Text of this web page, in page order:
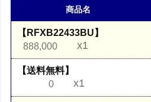
商品名
【RFXB22433BU】
888,000
x1
【送料無料】
0
x1